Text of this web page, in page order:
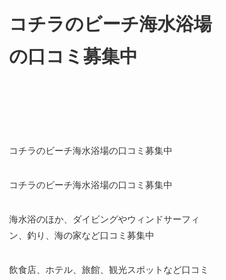
コチラのビーチ海水浴場
の口コミ募集中
コチラのビーチ海水浴場の口コミ募集中
コチラのビーチ海水浴場の口コミ募集中
海水浴のほか、ダイビングやウィンドサーフィ
ン、釣り、海の家など口コミ募集中
飲食店、ホテル、旅館、観光スポットなど口コミ